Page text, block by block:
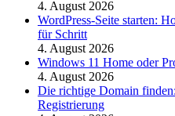
4. August 2026
WordPress-Seite starten:
für Schritt
4. August 2026
Windows 11 Home oder
4. August 2026
Die richtige Domain
Registrierung